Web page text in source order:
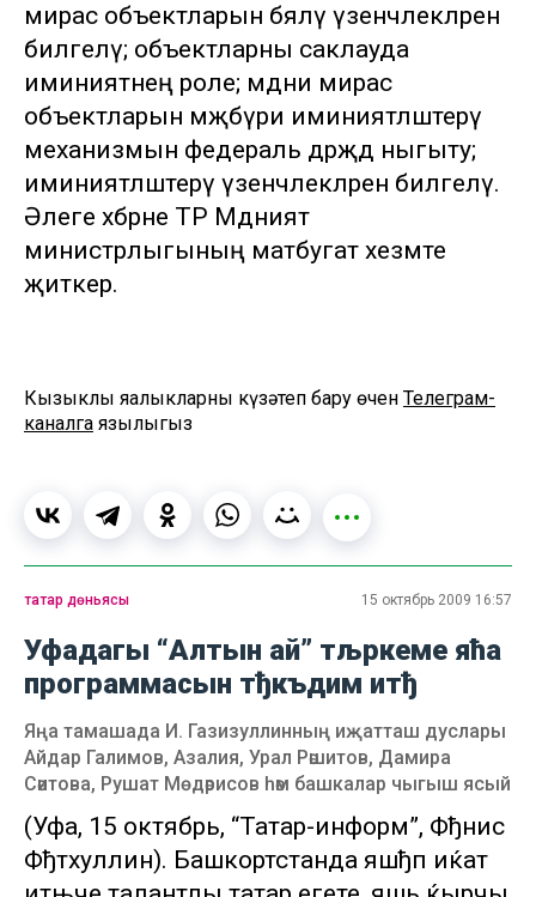
мирас объектларын бәяләү үзенчәлекләрен
билгеләү; объектларны саклауда
иминиятнең роле; мәдәни мирас
объектларын мәҗбүри иминиятләштерү
механизмын федераль дәрәҗәдә ныгыту;
иминиятләштерү үзенчәлекләрен билгеләү.
Әлеге хәбәрне ТР Мәдәният
министрлыгының матбугат хезмәте
җиткерә.
Кызыклы яңалыкларны күзәтеп бару өчен Телеграм-
каналга язылыгыз
татар дөньясы 15 октябрь 2009 16:57
Уфадагы “Алтын ай” тљркеме яћа
программасын тђкъдим итђ
Яңа тамашада И. Газизуллинның иҗатташ дуслары
Айдар Галимов, Азалия, Урал Рәшитов, Дамира
Сәитова, Рушат Мөдәрисов һәм башкалар чыгыш ясый
(Уфа, 15 октябрь, “Татар-информ”, Фђнис
Фђтхуллин). Башкортстанда яшђп иќат